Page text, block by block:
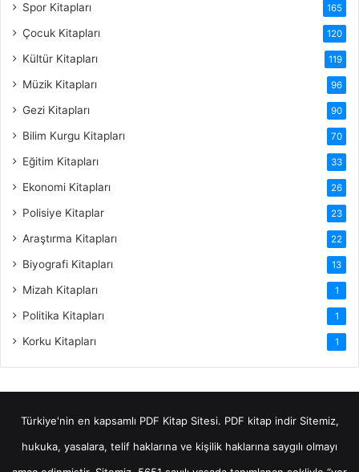
Spor Kitapları 165
Çocuk Kitapları 120
Kültür Kitapları 119
Müzik Kitapları 96
Gezi Kitapları 90
Bilim Kurgu Kitapları 70
Eğitim Kitapları 33
Ekonomi Kitapları 26
Polisiye Kitaplar 23
Araştırma Kitapları 22
Biyografi Kitapları 13
Mizah Kitapları 1
Politika Kitapları 1
Korku Kitapları 1
Türkiye'nin en kapsamlı PDF Kitap Sitesi. PDF kitap indirSitemiz,
hukuka, yasalara, telif haklarına ve kişilik haklarına saygılı olmayı